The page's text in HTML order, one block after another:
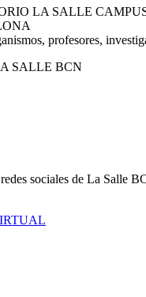
LA SALLE
profesores,
SALLE BCN
sociales de La Salle